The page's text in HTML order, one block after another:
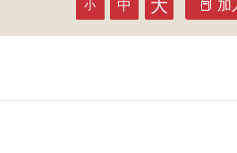
小 中 大 加